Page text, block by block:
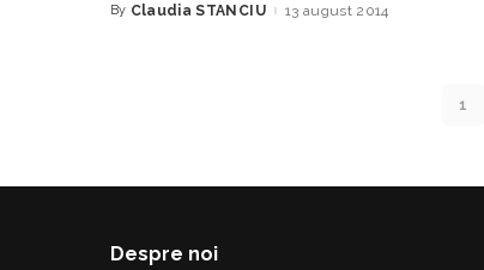
Posted
By Claudia STANCIU 13 august 2014
1
Despre noi